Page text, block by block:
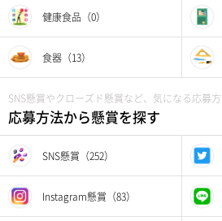
健康食品（0）
食器（13）
SNS懸賞やクローズド懸賞など、気になる応募
応募方法から懸賞を探す
SNS懸賞（252）
Instagram懸賞（83）